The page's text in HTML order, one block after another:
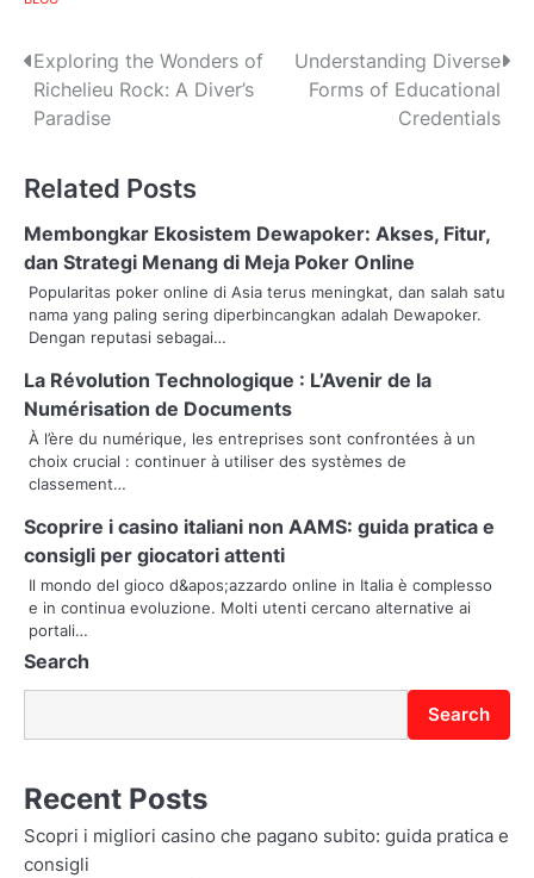
P
o
t
n
a
v
i
g
a
t
i
o
n
Exploring the Wonders of
Richelieu Rock: A Diver’s
Paradise
Understanding Diverse
Forms of Educational
Credentials
Related Posts
Membongkar Ekosistem Dewapoker: Akses, Fitur,
dan Strategi Menang di Meja Poker Online
Popularitas poker online di Asia terus meningkat, dan salah satu
nama yang paling sering diperbincangkan adalah Dewapoker.
Dengan reputasi sebagai…
La Révolution Technologique : L’Avenir de la
Numérisation de Documents
À l’ère du numérique, les entreprises sont confrontées à un
choix crucial : continuer à utiliser des systèmes de
classement…
Scoprire i casino italiani non AAMS: guida pratica e
consigli per giocatori attenti
Il mondo del gioco d&apos;azzardo online in Italia è complesso
e in continua evoluzione. Molti utenti cercano alternative ai
portali…
Search
Search
Recent Posts
Scopri i migliori casino che pagano subito: guida pratica e
consigli